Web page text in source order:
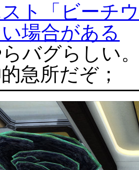
ト「ビーチ
場合がある
バグらしい
急所だぞ；